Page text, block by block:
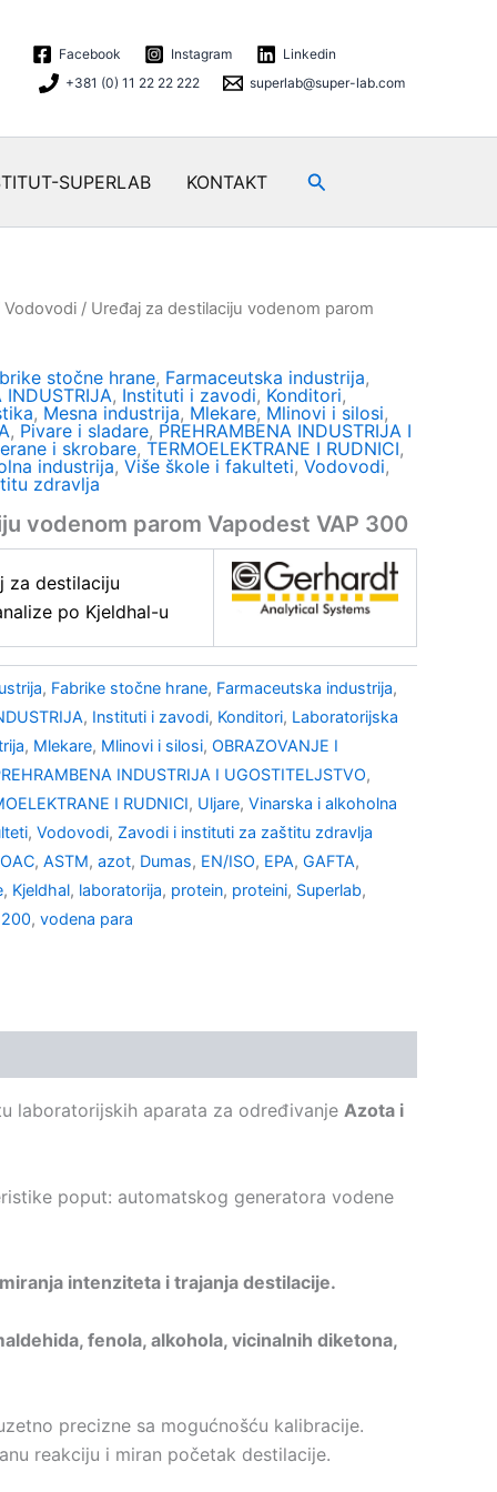
Facebook Instagram
Linkedin
+381 (0) 11 22 22 222
superlab@super-lab.com
SUPERLAB KONTAKT Search
Vodovodi / Uređaj za destilaciju vodenom parom
stočne hrane, Farmaceutska industrija,
INDUSTRIJA, Instituti i zavodi, Konditori,
, Mesna industrija, Mlekare, Mlinovi i silosi,
, Pivare i sladare, PREHRAMBENA INDUSTRIJA I
i skrobare, TERMOELEKTRANE I RUDNICI,
industrija, Više škole i fakulteti, Vodovodi,
zdravlja
vodenom parom Vapodest VAP 300
za destilaciju
po Kjeldhal-u
, Fabrike stočne hrane, Farmaceutska industrija,
, Instituti i zavodi, Konditori, Laboratorijska
, Mlekare, Mlinovi i silosi, OBRAZOVANJE I
INDUSTRIJA I UGOSTITELJSTVO,
I RUDNICI, Uljare, Vinarska i alkoholna
, Vodovodi, Zavodi i instituti za zaštitu zdravlja
, ASTM, azot, Dumas, EN/ISO, EPA, GAFTA,
, Kjeldhal, laboratorija, protein, proteini, Superlab,
, vodena para
laboratorijskih aparata za određivanje Azota i
poput: automatskog generatora vodene
intenziteta i trajanja destilacije.
fenola, alkohola, vicinalnih diketona,
precizne sa mogućnošću kalibracije.
reakciju i miran početak destilacije.